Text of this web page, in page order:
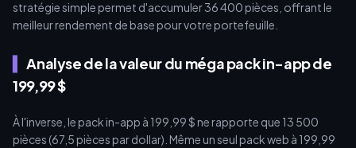
stratégie simple permet d'accumuler 36 400 pièces, offrant le
meilleur rendement de base pour votre portefeuille.
Analyse de la valeur du méga pack in-app de
199,99 $
À l'inverse, le pack in-app à 199,99 $ ne rapporte que 13 500
pièces (67,5 pièces par dollar). Même un seul pack web à 199,99